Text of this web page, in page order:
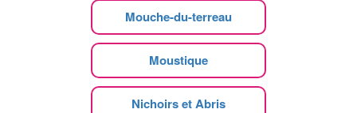
Mouche-du-terreau
Moustique
Nichoirs et Abris